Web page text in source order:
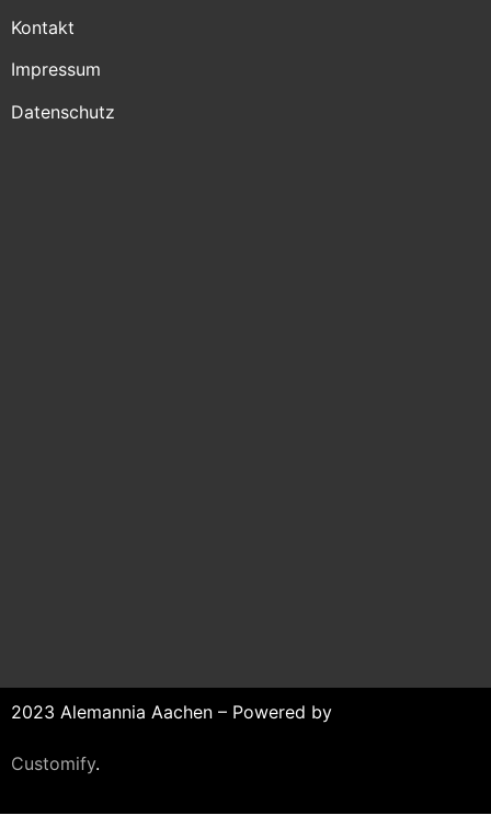
Kontakt
Impressum
Datenschutz
2023 Alemannia Aachen – Powered by
Customify.